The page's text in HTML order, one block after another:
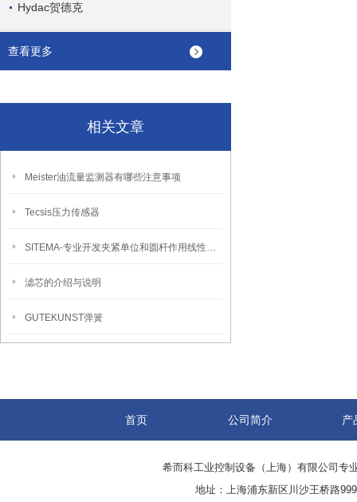
Hydac贺德克
查看更多
相关文章
Meister油流量监测器有哪些注意事项
Tecsis压力传感器
SITEMA-专业开发夹紧单位和圆杆作用线性制动器的生产厂商。
滤芯的介绍与说明
GUTEKUNST弹簧
首页 公司简介 产
希而科工业控制设备（上海）有限公司专
地址：上海浦东新区川沙王桥路